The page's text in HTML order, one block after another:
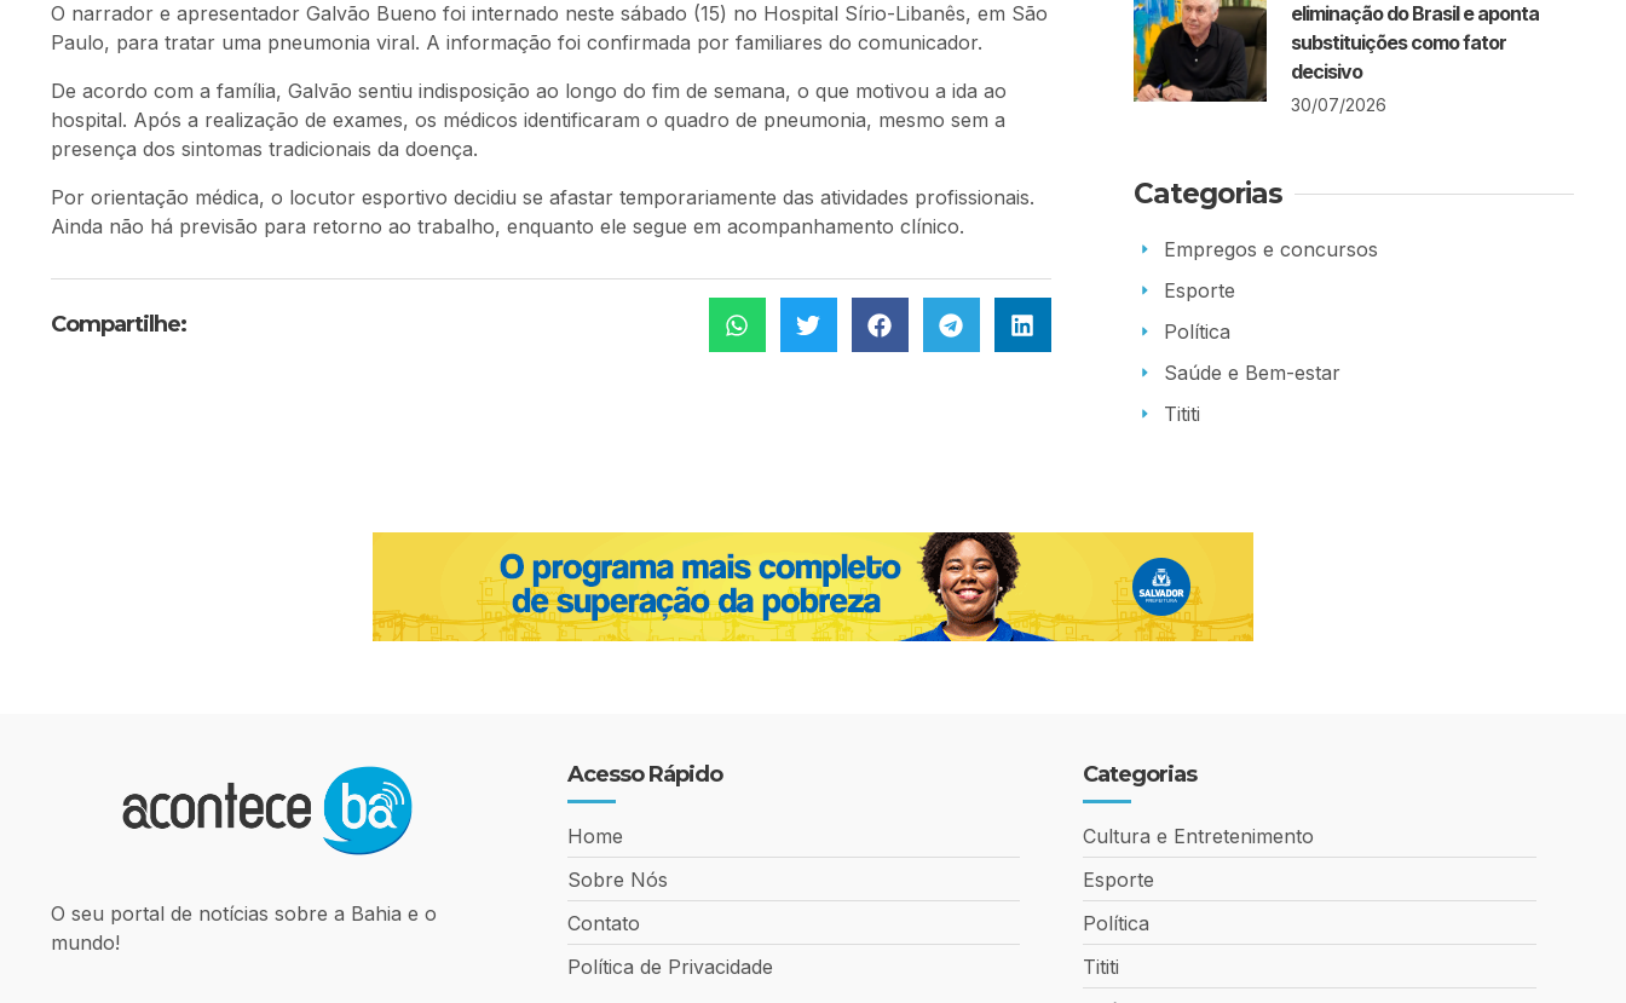
O narrador e apresentador Galvão Bueno foi internado neste sábado (15) no Hospital Sírio-Libanês, em São
Paulo, para tratar uma pneumonia viral. A informação foi confirmada por familiares do comunicador.
De acordo com a família, Galvão sentiu indisposição ao longo do fim de semana, o que motivou a ida ao
hospital. Após a realização de exames, os médicos identificaram o quadro de pneumonia, mesmo sem a
presença dos sintomas tradicionais da doença.
Por orientação médica, o locutor esportivo decidiu se afastar temporariamente das atividades profissionais.
Ainda não há previsão para retorno ao trabalho, enquanto ele segue em acompanhamento clínico.
Compartilhe:
eliminação do Brasil e aponta
substituições como fator
decisivo
30/07/2026
Categorias
Empregos e concursos
Esporte
Política
Saúde e Bem-estar
Tititi
O seu portal de notícias sobre a Bahia e o
mundo!
Acesso Rápido
Home
Sobre Nós
Contato
Política de Privacidade
Categorias
Cultura e Entretenimento
Esporte
Política
Tititi